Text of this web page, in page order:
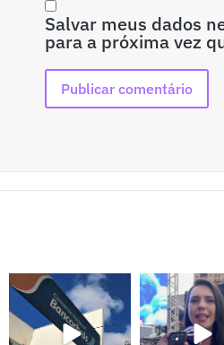
Salvar meus dados
para a próxima vez